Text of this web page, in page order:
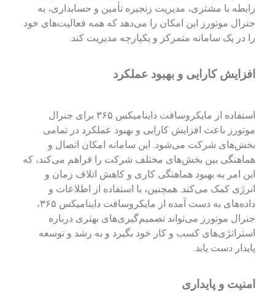
رابطه با مشتری، مدیریت زنجیره تأمین و حسابداری، به
جنرال موتورز این امکان را می‌دهد که همه فعالیت‌های خود
را در یک سامانه متمرکز و یکپارچه مدیریت کند.
افزایش کارایی و بهبود عملکرد
استفاده از مایکروسافت داینامیکس ۳۶۵ برای جنرال
موتورز باعث افزایش کارایی و بهبود عملکرد در تمامی
بخش‌های شرکت می‌شود. این سامانه امکان اتصال و
هماهنگی بین بخش‌های مختلف شرکت را فراهم می‌کند، که
این امر به بهبود هماهنگی کاری و کاهش اتلاف زمان و
انرژی کمک می‌کند. همچنین، با استفاده از اطلاعات و
داده‌های به دست آمده از مایکروسافت داینامیکس ۳۶۵،
جنرال موتورز می‌تواند تصمیم‌گیری‌های بهتری درباره
استراتژی‌های کسب و کار خود بگیرد و به رشد و توسعه
پایدار دست یابد.
امنیت و پایداری